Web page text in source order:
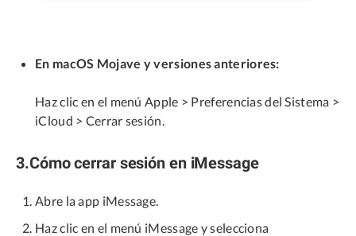
En macOS Mojave y versiones anteriores:
Haz clic en el menú Apple > Preferencias del Sistema >
iCloud > Cerrar sesión.
3.Cómo cerrar sesión en iMessage
Abre la app iMessage.
Haz clic en el menú iMessage y selecciona